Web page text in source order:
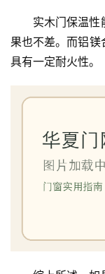
业
资
实木门保温性
果也不差。而铝
具有一定耐火性。